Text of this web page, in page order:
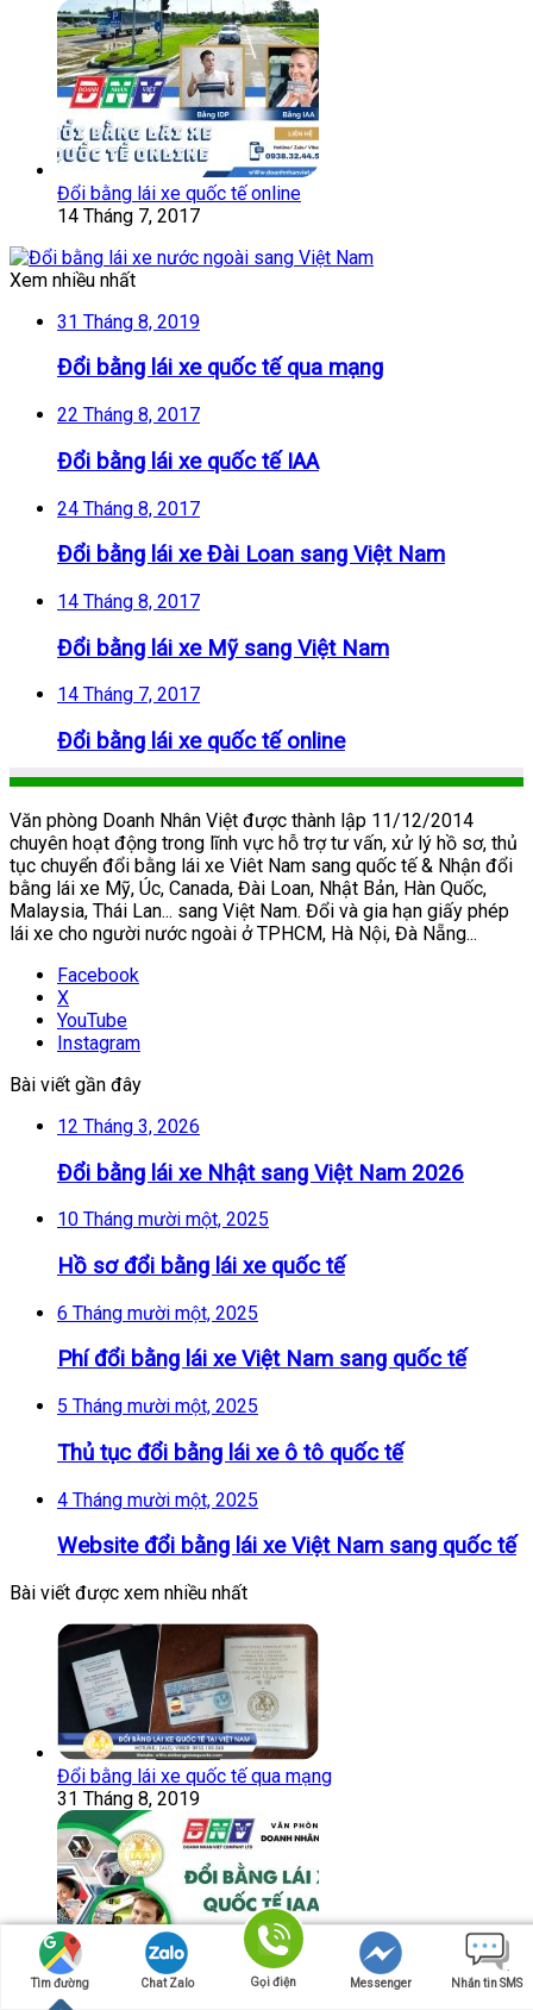
Đổi bằng lái xe quốc tế online
14 Tháng 7, 2017
Xem nhiều nhất
31 Tháng 8, 2019
Đổi bằng lái xe quốc tế qua mạng
22 Tháng 8, 2017
Đổi bằng lái xe quốc tế IAA
24 Tháng 8, 2017
Đổi bằng lái xe Đài Loan sang Việt Nam
14 Tháng 8, 2017
Đổi bằng lái xe Mỹ sang Việt Nam
14 Tháng 7, 2017
Đổi bằng lái xe quốc tế online
Văn phòng Doanh Nhân Việt được thành lập 11/12/2014
chuyên hoạt động trong lĩnh vực hỗ trợ tư vấn, xử lý hồ sơ, thủ
tục chuyển đổi bằng lái xe Viêt Nam sang quốc tế & Nhận đổi
bằng lái xe Mỹ, Úc, Canada, Đài Loan, Nhật Bản, Hàn Quốc,
Malaysia, Thái Lan... sang Việt Nam. Đổi và gia hạn giấy phép
lái xe cho người nước ngoài ở TPHCM, Hà Nội, Đà Nẵng...
Facebook
X
YouTube
Instagram
Bài viết gần đây
12 Tháng 3, 2026
Đổi bằng lái xe Nhật sang Việt Nam 2026
10 Tháng mười một, 2025
Hồ sơ đổi bằng lái xe quốc tế
6 Tháng mười một, 2025
Phí đổi bằng lái xe Việt Nam sang quốc tế
5 Tháng mười một, 2025
Thủ tục đổi bằng lái xe ô tô quốc tế
4 Tháng mười một, 2025
Website đổi bằng lái xe Việt Nam sang quốc tế
Bài viết được xem nhiều nhất
Đổi bằng lái xe quốc tế qua mạng
31 Tháng 8, 2019
Đổi bằng lái xe quốc tế IAA
Tìm đường Chat Zalo Gọi điện Messenger Nhắn tin SMS